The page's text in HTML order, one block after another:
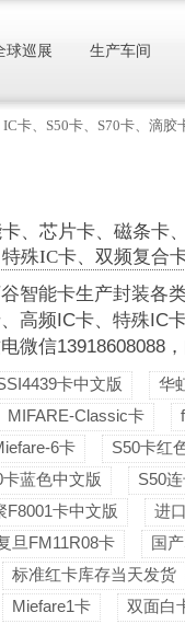
卡、S50卡、S70卡、滴
、芯片卡、磁条卡
殊IC卡、双频复合
智能卡生产封装
高频IC卡、特殊IC
微信13918608088
卡中文版 华
MIFARE-Classic卡
6卡 S50卡红
卡蓝色中文版 S50
F8001卡中文版 进
旦FM11R08卡 国
标准红卡库存当天发货
Miefare1卡 双面白
球巡展 生产车间